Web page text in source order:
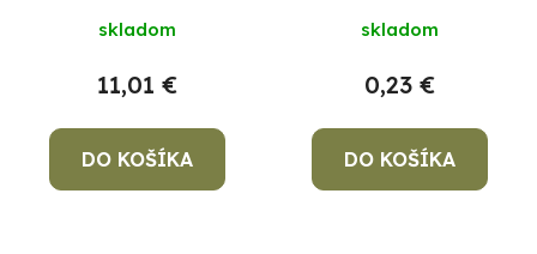
skladom
11,01 €
DO KOŠÍKA
skladom
0,23 €
DO KOŠÍKA